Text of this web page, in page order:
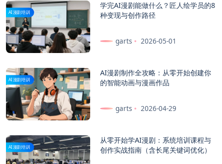
AI漫剧培训
学完AI漫剧能做什么？匠人绘学员的8
种变现与创作路径
garts 2026-05-01
AI漫剧培训
AI漫剧制作全攻略：从零开始创建你
的智能动画与漫画作品
garts 2026-04-29
AI漫剧培训
从零开始学AI漫剧：系统培训课程与
创作实战指南（含长尾关键词优化）